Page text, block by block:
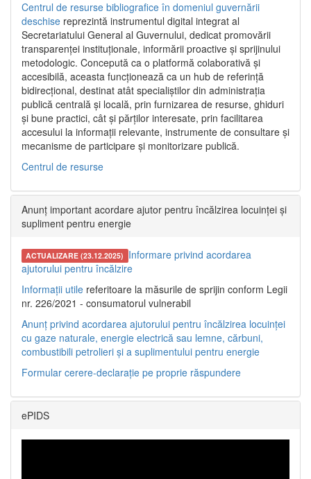
Centrul de resurse bibliografice în domeniul guvernării
deschise reprezintă instrumentul digital integrat al
Secretariatului General al Guvernului, dedicat promovării
transparenței instituționale, informării proactive și sprijinului
metodologic. Concepută ca o platformă colaborativă și
accesibilă, aceasta funcționează ca un hub de referință
bidirecțional, destinat atât specialiștilor din administrația
publică centrală și locală, prin furnizarea de resurse, ghiduri
și bune practici, cât și părților interesate, prin facilitarea
accesului la informații relevante, instrumente de consultare și
mecanisme de participare și monitorizare publică.
Centrul de resurse
Anunț important acordare ajutor pentru încălzirea locuinței și
supliment pentru energie
ACTUALIZARE (23.12.2025) Informare privind acordarea
ajutorului pentru încălzire
Informații utile referitoare la măsurile de sprijin conform Legii
nr. 226/2021 - consumatorul vulnerabil
Anunț privind acordarea ajutorului pentru încălzirea locuinței
cu gaze naturale, energie electrică sau lemne, cărbuni,
combustibili petrolieri și a suplimentului pentru energie
Formular cerere-declarație pe proprie răspundere
ePIDS